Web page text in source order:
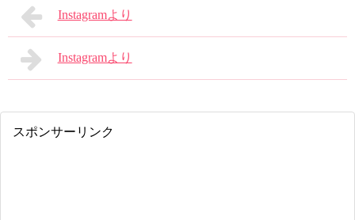
Instagramより
Instagramより
スポンサーリンク